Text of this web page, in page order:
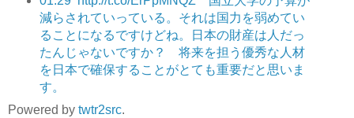
減らされていっている。それは国力を弱めてい
ることになるですけどね。日本の財産は人だっ
たんじゃないですか？ 将来を担う優秀な人材
を日本で確保することがとても重要だと思いま
す。
Powered by twtr2src.